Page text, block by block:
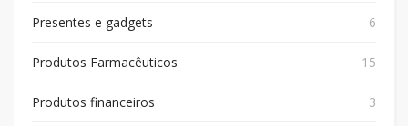
Presentes e gadgets 6
Produtos Farmacêuticos 15
Produtos financeiros 3